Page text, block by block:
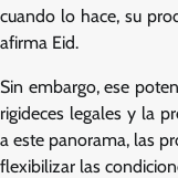
cuando lo hace, su
afirma Eid.
Sin embargo, ese
rigideces legales y la
a este panorama, las
flexibilizar las